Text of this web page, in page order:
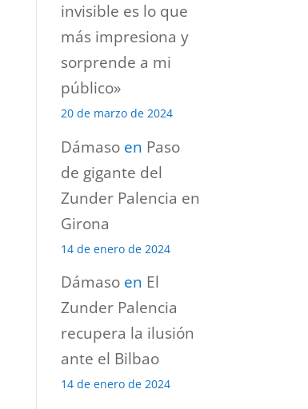
invisible es lo que
más impresiona y
sorprende a mi
público»
20 de marzo de 2024
Dámaso en Paso
de gigante del
Zunder Palencia en
Girona
14 de enero de 2024
Dámaso en El
Zunder Palencia
recupera la ilusión
ante el Bilbao
14 de enero de 2024